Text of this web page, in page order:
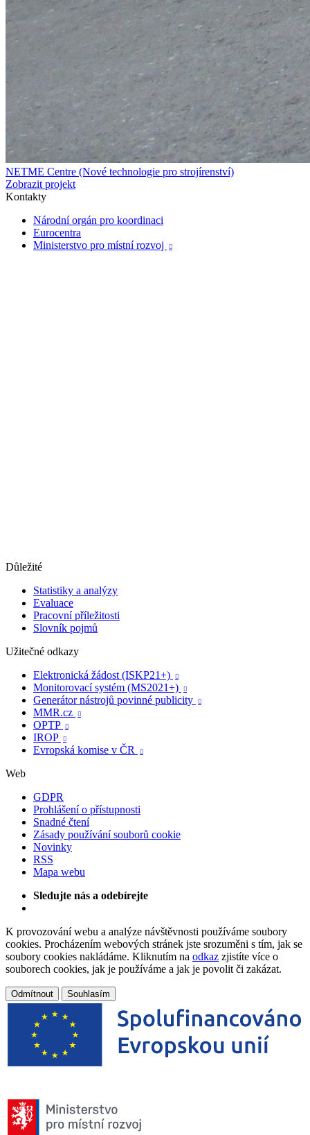
NETME Centre (Nové technologie pro strojírenství)
Zobrazit projekt
Kontakty
Národní orgán pro koordinaci
Eurocentra
Ministerstvo pro místní rozvoj

Důležité
Statistiky a analýzy
Evaluace
Pracovní příležitosti
Slovník pojmů
Užitečné odkazy
Elektronická žádost (ISKP21+)

Monitorovací systém (MS2021+) 
Generátor nástrojů povinné publicity 
MMR.cz 
OPTP 
IROP 
Evropská komise v ČR 
Web
GDPR
Prohlášení o přístupnosti
Snadné čtení
Zásady používání souborů cookie
Novinky
RSS
Mapa webu
Sledujte nás a odebírejte
K provozování webu a analýze návštěvnosti používáme soubory
cookies. Procházením webových stránek jste srozuměni s tím, jak se
soubory cookies nakládáme. Kliknutím na odkaz zjistíte více o
souborech cookies, jak je používáme a jak je povolit či zakázat.
Odmítnout Souhlasím